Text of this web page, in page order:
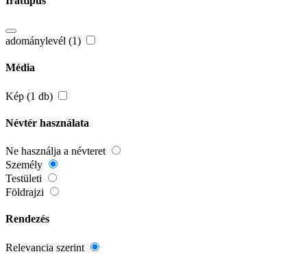
adománylevél (1)
Média
Kép (1 db)
Névtér használata
Ne használja a névteret
Személy
Testületi
Földrajzi
Rendezés
Relevancia szerint